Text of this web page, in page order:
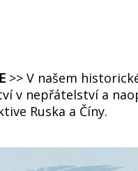
>> V našem
v nepřátelství a
Ruska a Číny.